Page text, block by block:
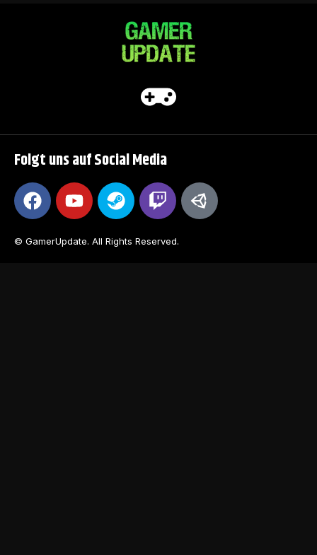
Folgt uns auf Social Media
© GamerUpdate. All Rights Reserved.